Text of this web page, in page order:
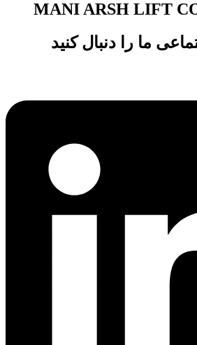
MANI ARSH LIFT
ما را دنبال کنید